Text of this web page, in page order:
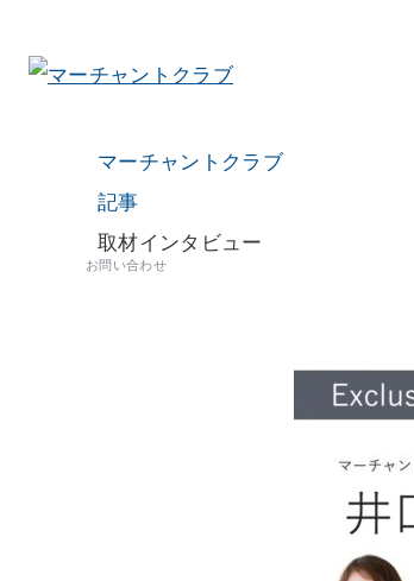
お問い合わせ
マーチャントクラブ
記事
取材インタビュー